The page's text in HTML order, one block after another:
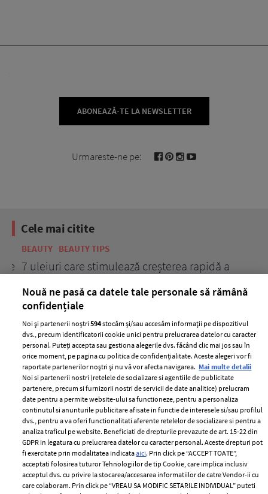
ABONEAZĂ-TE LA NEWSLETTER
Urmareste-ne pe:
Cele mai citite
BEAUTY BEAUTY TIPS
7 uleiuri care stimulează creșterea rapidă a
ELLE Style Awards
2024
Despre ELLE
Romania
Contact
Abonamente
Termeni si conditii
Politica de
confidențialitate
Politica de cookies
Publicitate
Nouă ne pasă ca datele tale personale să rămână
confidențiale
Noi și partenerii noștri594stocăm și/sau accesăm informații pe dispozitivul
dvs., precum identificatorii cookie unici pentru prelucrarea datelor cu caracter
personal. Puteți accepta sau gestiona alegerile dvs. făcând clic mai jos sau în
orice moment, pe pagina cu politica de confidențialitate. Aceste alegeri vor fi
raportate partenerilor noștri și nu vă vor afecta navigarea. Mai multe detalii
Noi si partenerii nostri (retelele de socializare si agentiile de publicitate
partenere, precum si furnizorii nostri de servicii de date analitice) prelucram
date pentru a permite website-ului sa functioneze, pentru a personaliza
continutul si anunturile publicitare afisate in functie de interesele si/sau profilul
dvs., pentru a va oferi functionalitati aferente retelelor de socializare si pentru a
analiza traficul pe website. Beneficiati de drepturile prevazute de art. 15-22 din
GDPR in legatura cu prelucrarea datelor cu caracter personal. Aceste drepturi pot
fi exercitate prin modalitatea indicataaici. Prin click pe “ACCEPT TOATE”,
acceptati folosirea tuturor Tehnologiilor de tip Cookie, care implica inclusiv
acceptul dvs. cu privire la stocarea/accesarea informatiilor de catre Vendor-ii cu
care colaboram. Prin click pe “VREAU SA MODIFIC SETARILE INDIVIDUAL” puteti